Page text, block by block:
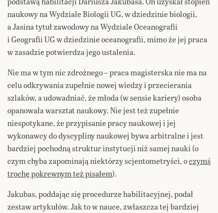
naukowy na Wydziale Biologii UG, w dziedzinie biologii,
a Jasina tytuł zawodowy na Wydziale Oceanografii
i Geografii UG w dziedzinie oceanografii, mimo że jej praca
w zasadzie potwierdza jego ustalenia.
Nie ma w tym nic zdrożnego – praca magisterska nie ma na
celu odkrywania zupełnie nowej wiedzy i przecierania
szlaków, a udowadniać, że młoda (w sensie kariery) osoba
opanowała warsztat naukowy. Nie jest też zupełnie
niespotykane, że przypisanie pracy naukowej i jej
wykonawcy do dyscypliny naukowej bywa arbitralne i jest
bardziej pochodną struktur instytucji niż samej nauki (o
czym chyba zapominają niektórzy scjentometryści, oczymś
trochę pokrewnym też pisałem).
Jakubas, poddając się procedurze habilitacyjnej, podał
zestaw artykułów. Jak to w nauce, zwłaszcza tej bardziej